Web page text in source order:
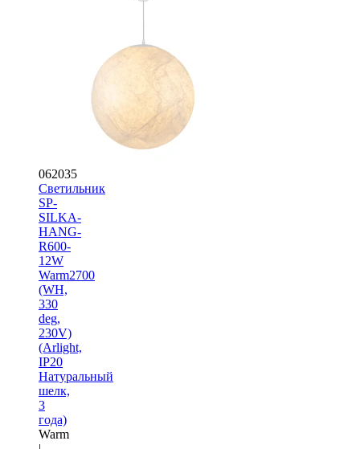
062035
Светильник
SP-
SILKA-
HANG-
R600-
12W
Warm2700
(WH,
330
deg,
230V)
(Arlight,
IP20
Натуральный
шелк,
3
года)
Warm